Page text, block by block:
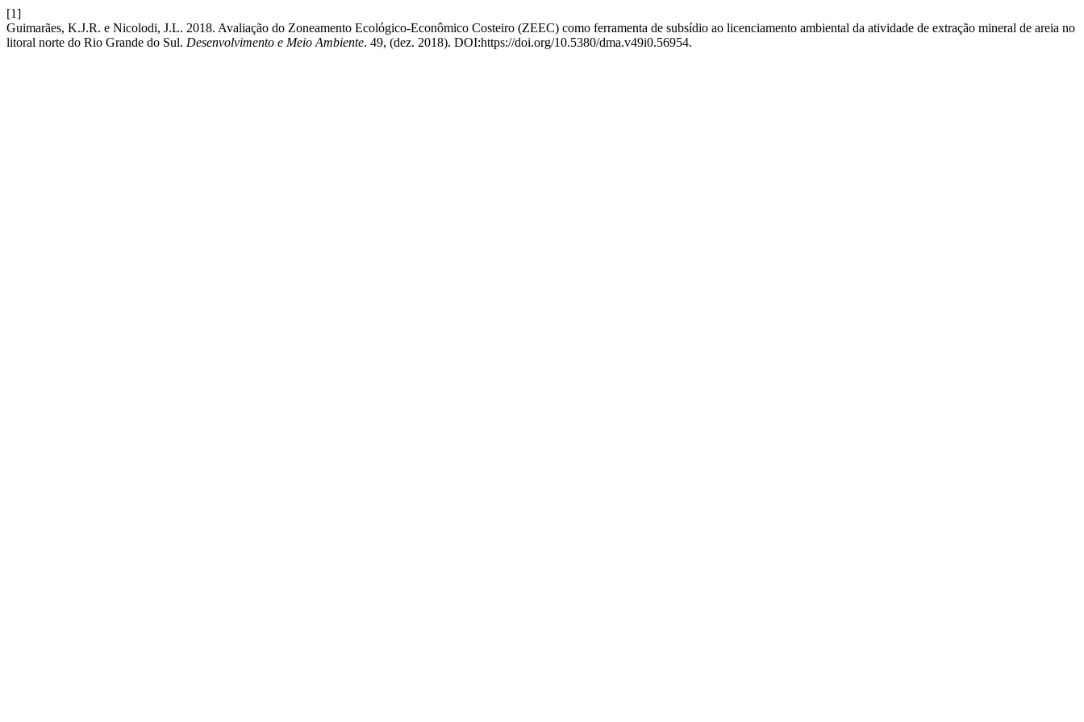
[1]
Guimarães, K.J.R. e Nicolodi, J.L. 2018. Avaliação do Zoneamento Ecológico-Econômico Costeiro (ZEEC) como ferramenta de subsídio ao licenciamento ambiental da atividade de extração mineral de areia no
litoral norte do Rio Grande do Sul. Desenvolvimento e Meio Ambiente. 49, (dez. 2018). DOI:https://doi.org/10.5380/dma.v49i0.56954.